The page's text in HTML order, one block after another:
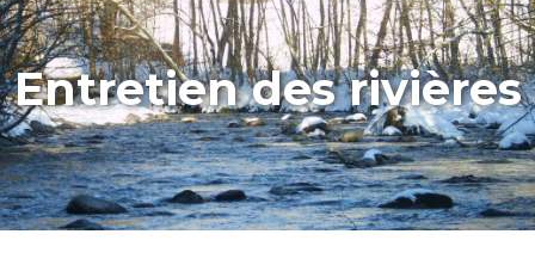
Entretien des rivières